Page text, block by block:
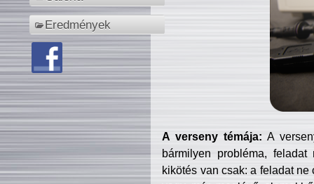
Eredmények
A verseny témája: A
bármilyen probléma, feladat
kikötés van csak: a feladat